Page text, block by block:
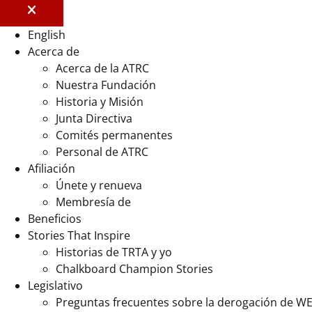
English
Acerca de
Acerca de la ATRC
Nuestra Fundación
Historia y Misión
Junta Directiva
Comités permanentes
Personal de ATRC
Afiliación
Únete y renueva
Membresía de
Beneficios
Stories That Inspire
Historias de TRTA y yo
Chalkboard Champion Stories
Legislativo
Preguntas frecuentes sobre la derogación de